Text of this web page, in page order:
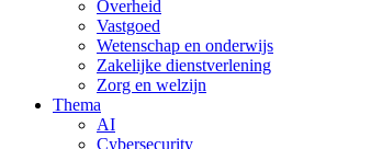
Overheid
Vastgoed
Wetenschap en onderwijs
Zakelijke dienstverlening
Zorg en welzijn
Thema
AI
Cybersecurity